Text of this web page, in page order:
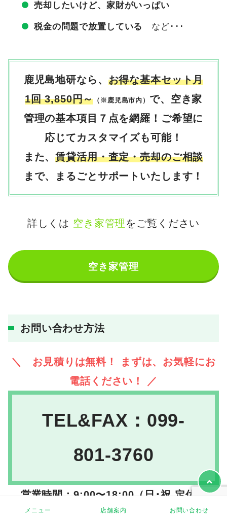
売却したいけど、家財がいっぱい
税金の問題で放置している など･･･
鹿児島地研なら、 お得な基本セット月
1回 3,850円～ （※鹿児島市内） で、空き家
管理の基本項目７点を網羅！ご希望に
応じてカスタマイズも可能！
また、賃貸活用・査定・売却のご相談
まで、まるごとサポートいたします！
詳しくは 空き家管理 をご覧ください
空き家管理
お問い合わせ方法
＼ お見積りは無料！ まずは、お気軽にお
電話ください！ ／
TEL&FAX：099-
801-3760
営業時間：9:00〜18:00（日･祝 定休）
※あいにく留守電の場合、メッセージを録音くださ
メニュー 店舗案内 お問い合わせ